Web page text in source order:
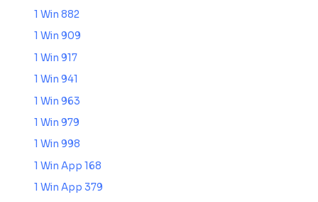
1 Win 882
1 Win 909
1 Win 917
1 Win 941
1 Win 963
1 Win 979
1 Win 998
1 Win App 168
1 Win App 379